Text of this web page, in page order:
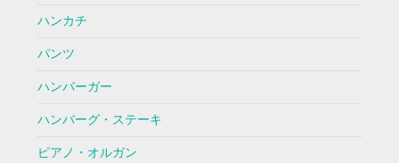
ハンカチ
パンツ
ハンバーガー
ハンバーグ・ステーキ
ピアノ・オルガン